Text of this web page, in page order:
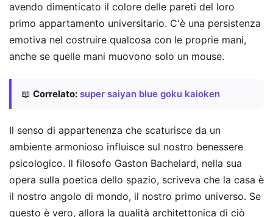
avendo dimenticato il colore delle pareti del loro
primo appartamento universitario. C'è una persistenza
emotiva nel costruire qualcosa con le proprie mani,
anche se quelle mani muovono solo un mouse.
📖 Correlato: super saiyan blue goku kaioken
Il senso di appartenenza che scaturisce da un
ambiente armonioso influisce sul nostro benessere
psicologico. Il filosofo Gaston Bachelard, nella sua
opera sulla poetica dello spazio, scriveva che la casa è
il nostro angolo di mondo, il nostro primo universo. Se
questo è vero, allora la qualità architettonica di ciò